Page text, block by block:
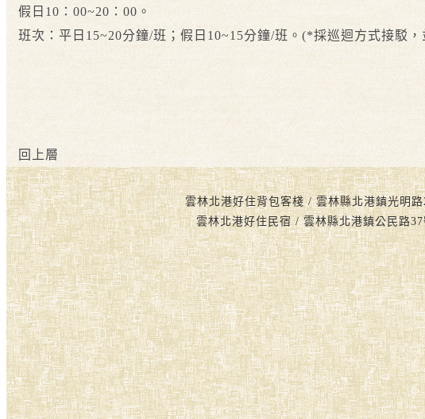
假日10：00~20：00。
班次：平日15~20分鐘/班；假日10~15分鐘/班。(*採巡迴方式接駁
回上層
雲林北港好住背包客棧 / 雲林縣北港鎮光明
雲林北港好住民宿 / 雲林縣北港鎮公民路